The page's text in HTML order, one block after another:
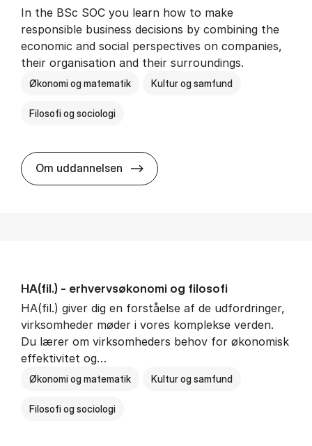
In the BSc SOC you learn how to make
responsible business decisions by combining the
economic and social perspectives on companies,
their organisation and their surroundings.
Økonomi og matematik Kultur og samfund
Filosofi og sociologi
Om uddannelsen BSc in Busi­ness Ad­min­is­tra­tion
HA(fil.) - erhvervs­økonomi og fi­lo­so­fi
HA(fil.) giver dig en forståelse af de udfordringer,
virksomheder møder i vores komplekse verden.
Du lærer om virksomheders behov for økonomisk
effektivitet og…
Økonomi og matematik Kultur og samfund
Filosofi og sociologi